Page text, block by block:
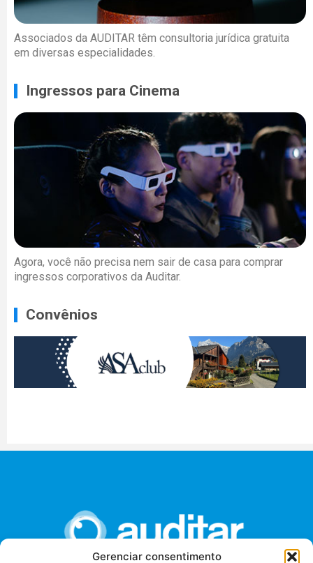
Gerenciar consentimento
Associados da AUDITAR têm consultoria jurídica gratuita
em diversas especialidades.
Ingressos para Cinema
Agora, você não precisa nem sair de casa para comprar
ingressos corporativos da Auditar.
Convênios